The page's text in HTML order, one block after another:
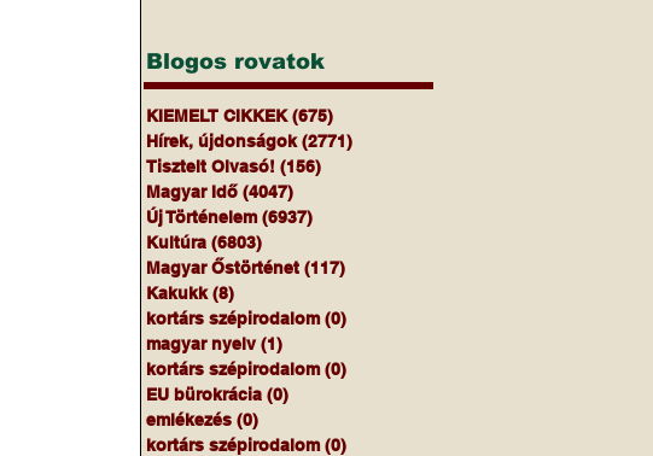
Blogos rovatok
KIEMELT CIKKEK (675)
Hírek, újdonságok (2771)
Tisztelt Olvasó! (156)
Magyar Idő (4047)
Új Történelem (6937)
Kultúra (6803)
Magyar Őstörténet (117)
Kakukk (8)
kortárs szépirodalom (0)
magyar nyelv (1)
kortárs szépirodalom (0)
EU bürokrácia (0)
emlékezés (0)
kortárs szépirodalom (0)